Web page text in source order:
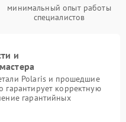
минимальный опыт работы
специалистов
и
Polaris и прошедшие
гарантирует корректную
гарантийных